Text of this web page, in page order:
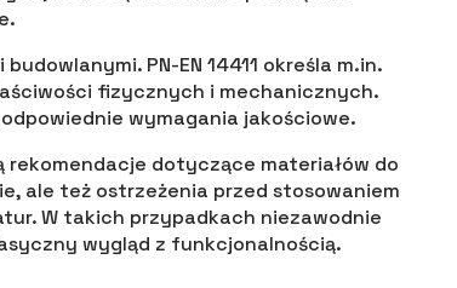
PN-EN 14411 określa m.in.
fizycznych i mechanicznych.
wymagania jakościowe.
dotyczące materiałów do
ale też ostrzeżenia przed stosowaniem
W takich przypadkach niezawodnie
wygląd z funkcjonalnością.